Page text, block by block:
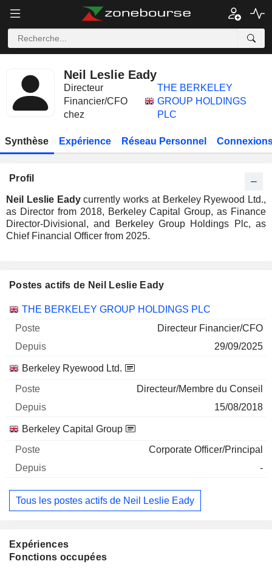
Neil Leslie Eady
Directeur
Financier/CFO
chez
THE BERKELEY
GROUP HOLDINGS
PLC
Synthèse Expérience Réseau Personnel
Profil
Neil Leslie Eadycurrently works at Berkeley Ryewood Ltd.,
as Director from 2018, Berkeley Capital Group, as Finance
Director-Divisional, and Berkeley Group Holdings Plc, as
Chief Financial Officer from 2025.
Postes actifs de Neil Leslie Eady
Sociétés Poste Début
THE BERKELEY GROUP HOLDINGS PLC
Directeur Financier/CFO
29/09/2025
Berkeley Ryewood Ltd.
Directeur/Membre du Conseil
15/08/2018
Berkeley Capital Group
Corporate Officer/Principal
-
Tous les postes actifs de Neil Leslie Eady
Expériences
Fonctions occupées